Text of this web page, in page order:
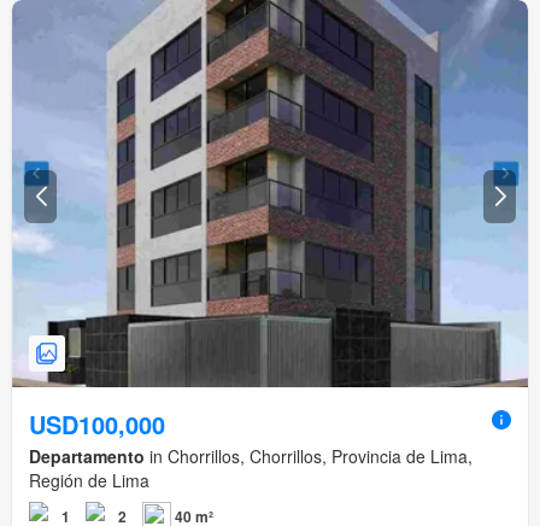
USD100,000
Departamento in Chorrillos, Chorrillos, Provincia de Lima,
Región de Lima
1 2 40 m²